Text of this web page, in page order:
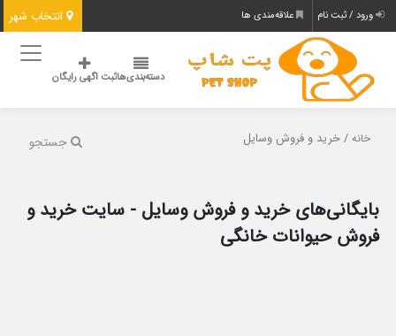
انتخاب شهر ورود / ثبت نام علاقه‌مندی ها
دسته‌بندی‌هاثبت اگهی رایگان
جستجو خانه / خرید و فروش وسایل
بایگانی‌های خرید و فروش وسایل - سایت خرید و
فروش حیوانات خانگی